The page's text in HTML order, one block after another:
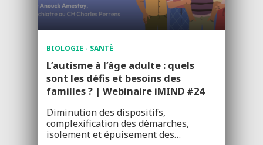
BIOLOGIE - SANTÉ
L’autisme à l’âge adulte : quels
sont les défis et besoins des
familles ? | Webinaire iMIND #24
Diminution des dispositifs,
complexification des démarches,
isolement et épuisement des…